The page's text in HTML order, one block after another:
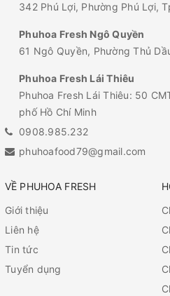
342 Phú Lợi, Phường Phú Lợi,
Phuhoa Fresh Ngô Quyền
61 Ngô Quyền, Phường Thủ
Phuhoa Fresh Lái Thiêu
Phuhoa Fresh Lái Thiêu: 50
phố Hồ Chí Minh
0908.985.232
phuhoafood79@gmail.com
VỀ PHUHOA FRESH
Giới thiệu
Liên hệ
Tin tức
Tuyển dụng